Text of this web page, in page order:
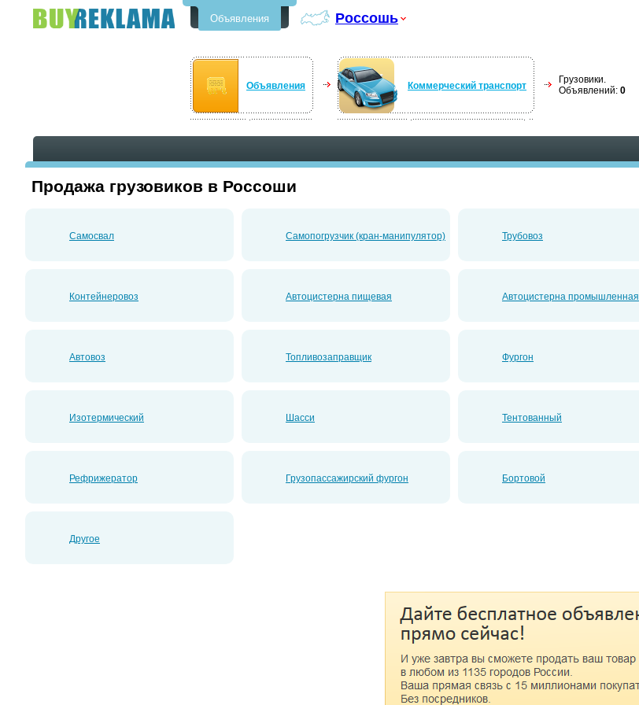
Объявления Россошь
Объявления Коммерческий транспорт
Грузовики.
Объявлений: 0
Продажа грузовиков в Россоши
Самосвал Самопогрузчик (кран-манипулятор) Трубовоз
Контейнеровоз Автоцистерна пищевая Автоцистерна промышленная
Автовоз Топливозаправщик Фургон
Изотермический Шасси Тентованный
Рефрижератор Грузопассажирский фургон Бортовой
Другое